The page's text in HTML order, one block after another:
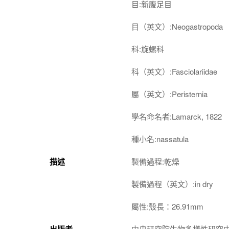
目:新腹足目
目（英文）:Neogastropoda
科:旋螺科
科（英文）:Fasciolariidae
屬（英文）:Peristernia
學名命名者:Lamarck, 1822
種小名:nassatula
描述 製備過程:乾燥
製備過程（英文）:in dry
屬性:殼長：26.91mm